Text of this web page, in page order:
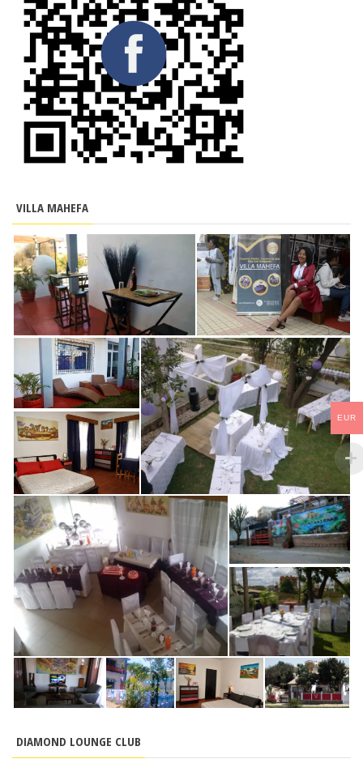
VILLA MAHEFA
DIAMOND LOUNGE CLUB
EUR